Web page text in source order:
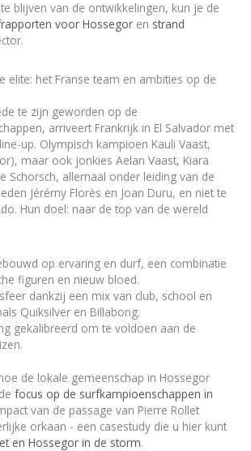
blijven van de ontwikkelingen, kun je de
voor Hossegor en strand
elite: het Franse team en ambities op de
te zijn geworden op de
arriveert Frankrijk in El Salvador met
up. Olympisch kampioen Kauli Vaast,
maar ook jonkies Aelan Vaast, Kiara
Schorsch, allemaal onder leiding van de
Jérémy Florès en Joan Duru, en niet te
Hun doel: naar de top van de wereld
op ervaring en durf, een combinatie
figuren en nieuw bloed.
dankzij een mix van club, school en
Quiksilver en Billabong.
gekalibreerd om te voldoen aan de
de lokale gemeenschap in Hossegor
focus op de surfkampioenschappen in
van de passage van Pierre Rollet
orkaan - een casestudy die u hier kunt
en Hossegor in de storm.